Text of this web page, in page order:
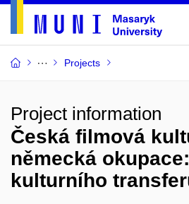
Projects
Project information
Česká filmová
německá
kulturního